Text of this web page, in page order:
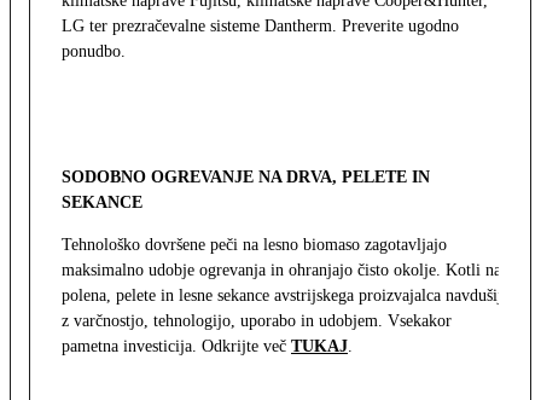
LG ter prezračevalne sisteme Dantherm. Preverite ugodno
ponudbo.
SODOBNO OGREVANJE NA DRVA, PELETE IN
SEKANCE
Tehnološko dovršene peči na lesno biomaso zagotavljajo
maksimalno udobje ogrevanja in ohranjajo čisto okolje. Kotli na
polena, pelete in lesne sekance avstrijskega proizvajalca navdušijo
z varčnostjo, tehnologijo, uporabo in udobjem. Vsekakor
pametna investicija. Odkrijte več TUKAJ.